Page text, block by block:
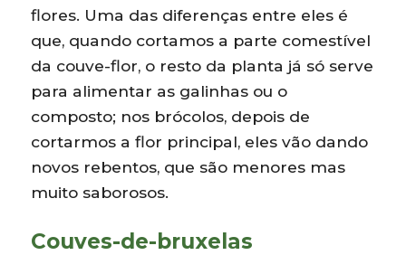
flores. Uma das diferenças entre eles é
que, quando cortamos a parte comestível
da couve-flor, o resto da planta já só serve
para alimentar as galinhas ou o
composto; nos brócolos, depois de
cortarmos a flor principal, eles vão dando
novos rebentos, que são menores mas
muito saborosos.
Couves-de-bruxelas